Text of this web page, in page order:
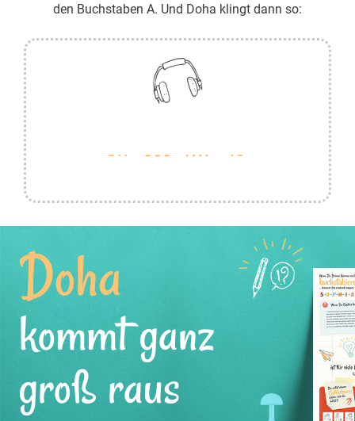
den Buchstaben A. Und Doha klingt dann so:
Doha
kommt ganz
groß raus